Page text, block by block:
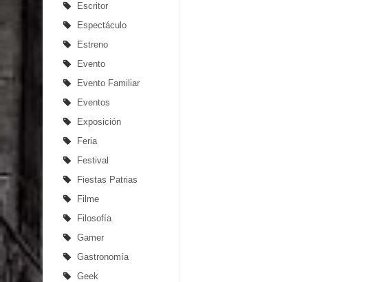
Escritor
Espectáculo
Estreno
Evento
Evento Familiar
Eventos
Exposición
Feria
Festival
Fiestas Patrias
Filme
Filosofía
Gamer
Gastronomía
Geek